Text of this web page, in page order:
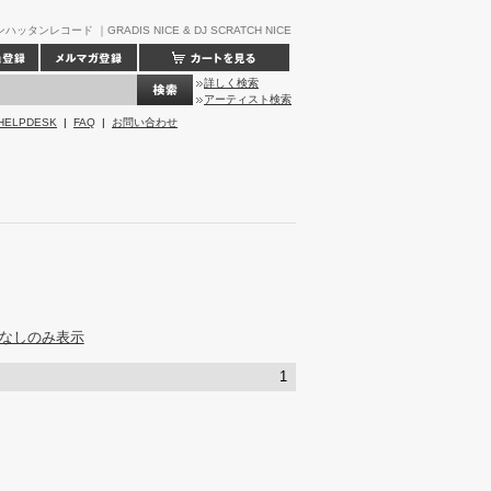
ハッタンレコード ｜GRADIS NICE & DJ SCRATCH NICE
詳しく検索
アーティスト検索
| FAQ | お問い合わせ
しのみ表示
1